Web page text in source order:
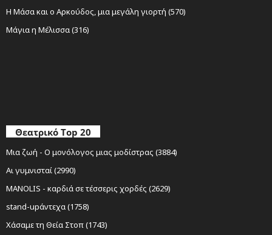
Η Μάσα και ο Αρκούδος, μια μεγάλη γιορτή (570)
Μάγια η Μέλισσα (316)
Θεατρικό Top 20
Μια ζωή - Ο μονόλογος μιας μοδίστρας (3884)
Αι γυμνισταί (2990)
MANOLIS - καρδιά σε τέσσερις χορδές (2629)
stand-upάντεχα (1758)
Χάσαμε τη Θεία Στοπ (1743)